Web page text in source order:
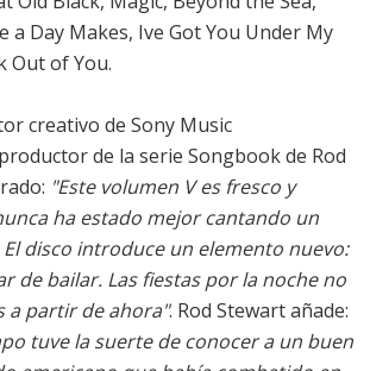
a Day Makes, Ive Got You Under My
Out of You.
creativo de Sony Music
de la serie Songbook de Rod
"Este volumen V es fresco y
ha estado mejor cantando un
disco introduce un elemento nuevo:
de bailar. Las fiestas por la noche no
a partir de ahora". Rod Stewart añade:
tuve la suerte de conocer a un buen